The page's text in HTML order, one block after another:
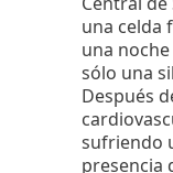
una celda
una
sólo una
Después
sufriendo
presencia